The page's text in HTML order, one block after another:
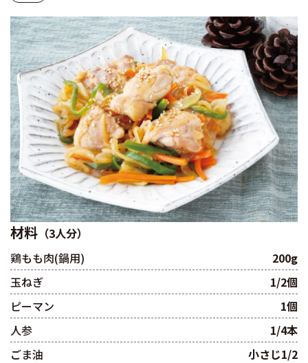
材料 （3人分）
鶏もも肉(鍋用)
200g
玉ねぎ
1/2個
ピーマン
1個
人参
1/4本
ごま油
小さじ1/2